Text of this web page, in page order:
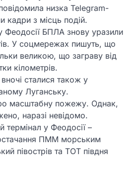
низка Telegram-
кадри з місць подій.
Феодосії БПЛА знову уразили
У соцмережах пишуть, що
великою, що заграву від
кілометрів.
сталися також у
Луганську.
масштабну пожежу. Однак,
наразі невідомо.
термінал у Феодосії –
ПММ морським
півострів та ТОТ півдня